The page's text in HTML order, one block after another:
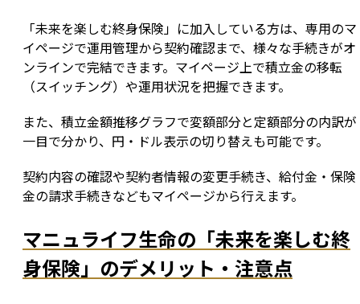
「未来を楽しむ終身保険」に加入している方は、専用のマ
イページで運用管理から契約確認まで、様々な手続きがオ
ンラインで完結できます。マイページ上で積立金の移転
（スイッチング）や運用状況を把握できます。
また、積立金額推移グラフで変額部分と定額部分の内訳が
一目で分かり、円・ドル表示の切り替えも可能です。
契約内容の確認や契約者情報の変更手続き、給付金・保険
金の請求手続きなどもマイページから行えます。
マニュライフ生命の「未来を楽しむ終
身保険」のデメリット・注意点